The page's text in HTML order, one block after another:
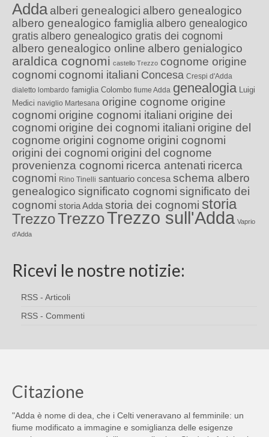
Adda alberi genealogici albero genealogico
albero genealogico famiglia albero genealogico
gratis albero genealogico gratis dei cognomi
albero genealogico online albero genialogico
araldica cognomi castello Trezzo cognome origine
cognomi cognomi italiani Concesa Crespi d'Adda
dialetto lombardo famiglia Colombo fiume Adda genealogia Luigi
Medici naviglio Martesana origine cognome origine
cognomi origine cognomi italiani origine dei
cognomi origine dei cognomi italiani origine del
cognome origini cognome origini cognomi
origini dei cognomi origini del cognome
provenienza cognomi ricerca antenati ricerca
cognomi Rino Tinelli santuario concesa schema albero
genealogico significato cognomi significato dei
cognomi storia Adda storia dei cognomi storia
TrezzoTrezzoTrezzo sull'Adda Vaprio
d'Adda
Ricevi le nostre notizie:
RSS - Articoli
RSS - Commenti
Citazione
"Adda è nome di dea, che i Celti veneravano al femminile: un
fiume modificato a immagine e somiglianza delle esigenze